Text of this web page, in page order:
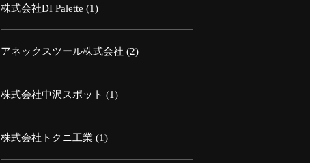
株式会社DI Palette (1)
アネックスツール株式会社 (2)
株式会社中沢スポット (1)
株式会社トクニ工業 (1)